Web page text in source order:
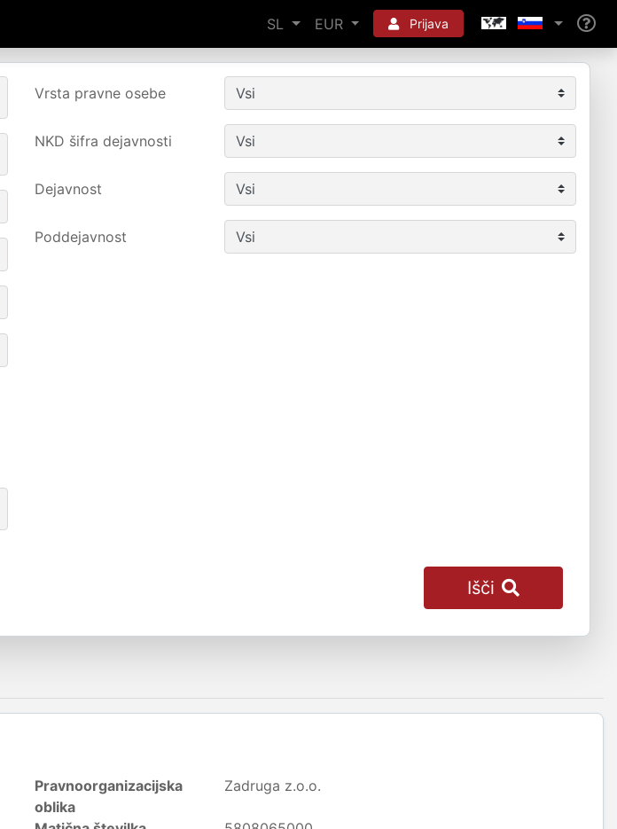
SL EUR Prijava
Vrsta pravne osebe
NKD šifra dejavnosti
Dejavnost
Poddejavnost
Išči
Pravnoorganizacijska
oblika
Zadruga z.o.o.